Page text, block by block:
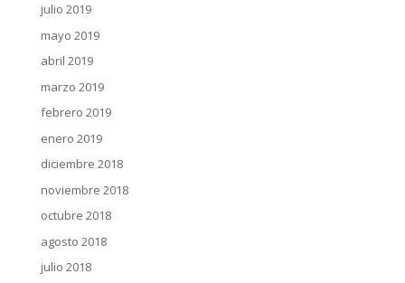
julio 2019
mayo 2019
abril 2019
marzo 2019
febrero 2019
enero 2019
diciembre 2018
noviembre 2018
octubre 2018
agosto 2018
julio 2018